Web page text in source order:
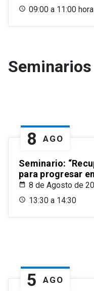
09:00 a 11:00
Seminarios
8 AGO
Seminario:
para progresar
8 de Agosto de
13:30 a 14:30
5 AGO